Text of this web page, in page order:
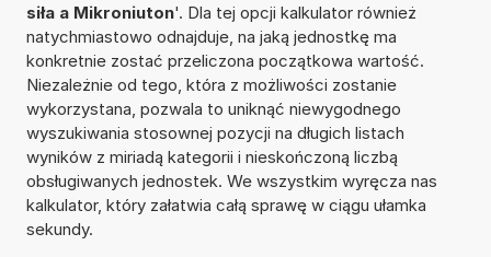
siła a Mikroniuton'. Dla tej opcji kalkulator również
natychmiastowo odnajduje, na jaką jednostkę ma
konkretnie zostać przeliczona początkowa wartość.
Niezależnie od tego, która z możliwości zostanie
wykorzystana, pozwala to uniknąć niewygodnego
wyszukiwania stosownej pozycji na długich listach
wyników z miriadą kategorii i nieskończoną liczbą
obsługiwanych jednostek. We wszystkim wyręcza nas
kalkulator, który załatwia całą sprawę w ciągu ułamka
sekundy.